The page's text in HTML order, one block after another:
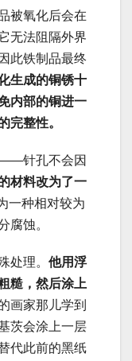
被氧化后会在
无法阻隔外界
此铁制品最终
生成的铜锈十
内部的铜进一
完整性。
——针孔不会因
材料改为了一
一种相对较为
腐蚀。
处理。 他用浮
糙，然后涂上
画家那儿学到
茨会涂上一层
代此前的黑纸